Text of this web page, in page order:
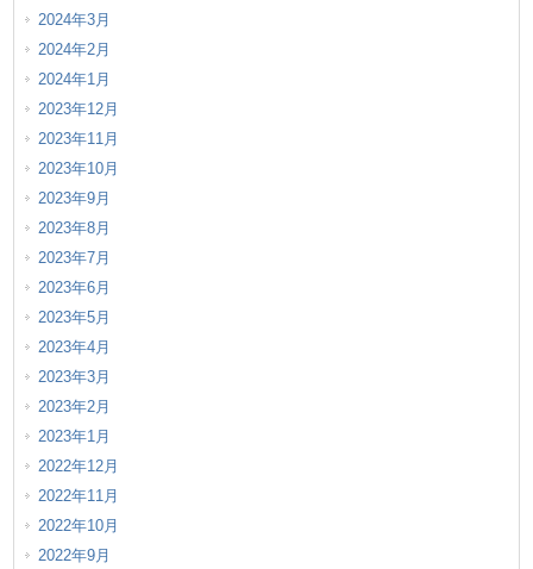
2024年3月
2024年2月
2024年1月
2023年12月
2023年11月
2023年10月
2023年9月
2023年8月
2023年7月
2023年6月
2023年5月
2023年4月
2023年3月
2023年2月
2023年1月
2022年12月
2022年11月
2022年10月
2022年9月